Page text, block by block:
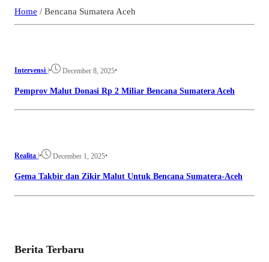
Home / Bencana Sumatera Aceh
Intervensi |• December 8, 2025•
Pemprov Malut Donasi Rp 2 Miliar Bencana Sumatera Aceh
Realita • December 1, 2025•
Gema Takbir dan Zikir Malut Untuk Bencana Sumatera-Aceh
Berita Terbaru